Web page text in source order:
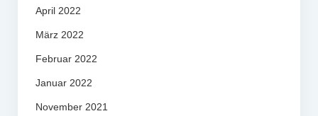
April 2022
März 2022
Februar 2022
Januar 2022
November 2021